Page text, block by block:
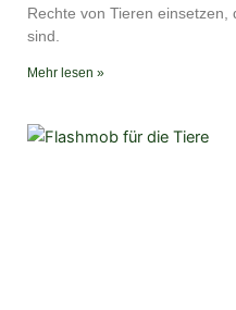
Rechte von Tieren einsetzen,
sind.
Mehr lesen »